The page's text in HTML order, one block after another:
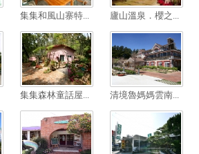
集集和風山寨特... 廬山溫泉．櫻之...
集集森林童話屋... 清境魯媽媽雲南...